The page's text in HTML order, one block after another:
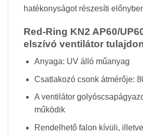
hatékonyságot részesíti
Red-Ring KN2 AP60/
elszívó ventilátor
Anyaga: UV álló műanyag
Csatlakozó csonk átmérője:
A ventilátor
működik
Rendelhető falon kívüli,